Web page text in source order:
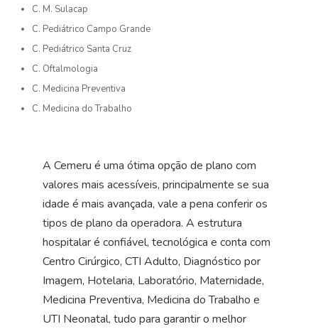
C. M. Sulacap
C. Pediátrico Campo Grande
C. Pediátrico Santa Cruz
C. Oftalmologia
C. Medicina Preventiva
C. Medicina do Trabalho
A Cemeru é uma ótima opção de plano com
valores mais acessíveis, principalmente se sua
idade é mais avançada, vale a pena conferir os
tipos de plano da operadora. A estrutura
hospitalar é confiável, tecnológica e conta com
Centro Cirúrgico, CTI Adulto, Diagnóstico por
Imagem, Hotelaria, Laboratório, Maternidade,
Medicina Preventiva, Medicina do Trabalho e
UTI Neonatal, tudo para garantir o melhor